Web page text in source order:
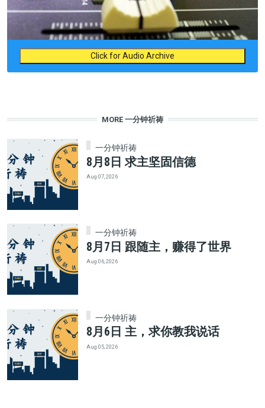
Click for Audio Archive
MORE 一分钟祈祷
一分钟祈祷
8月8日 求主坚固信德
Aug 07, 2026
一分钟祈祷
8月7日 跟随主，赚得了世界
Aug 06, 2026
一分钟祈祷
8月6日 主，求你教我说话
Aug 05, 2026